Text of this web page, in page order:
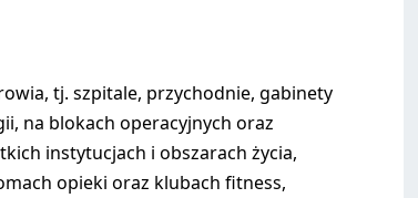
tj. szpitale, przychodnie, gabinety
na blokach operacyjnych oraz
instytucjach i obszarach życia,
opieki oraz klubach fitness,